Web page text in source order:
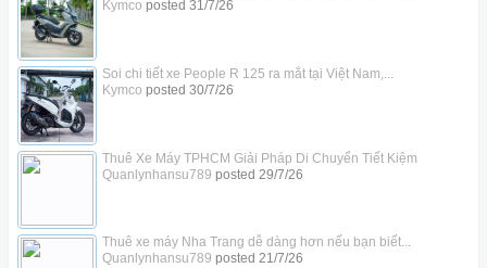
Kymco posted 31/7/26
Soi chi tiết xe People R 125 ra mắt tại Việt Nam,...
Kymco posted 30/7/26
Thuê Xe Máy TPHCM Giải Pháp Di Chuyển Tiết Kiệm
Quanlynhansu789 posted 29/7/26
Thuê xe máy Nha Trang dễ dàng hơn nếu bạn biết...
Quanlynhansu789 posted 21/7/26